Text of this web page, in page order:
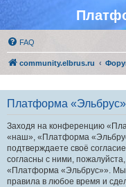
FAQ
community.elbrus.ru
Платформа «Эльбрус»
Заходя на конференцию
«наш», «Платформа
подтверждаете своё
согласны с ними,
«Платформа «Эльбрус»». Мы
правила в любое время и